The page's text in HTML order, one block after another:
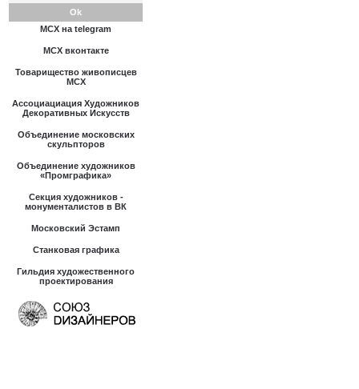
МСХ на telegram
МСХ вконтакте
Товарищество живописцев
МСХ
Ассоциациация Художников
Декоративных Искусств
Объединение московских
скульпторов
Объединение художников
«Промграфика»
Секция художников -
монументалистов в ВК
Московский Эстамп
Станковая графика
Гильдия художественного
проектирования